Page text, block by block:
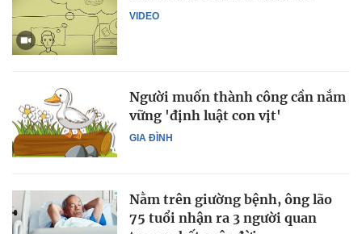
VIDEO
GIA ĐÌNH
Người muốn thành công cần nắm
vững 'định luật con vịt'
Nằm trên giường bệnh, ông lão
75 tuổi nhận ra 3 người quan